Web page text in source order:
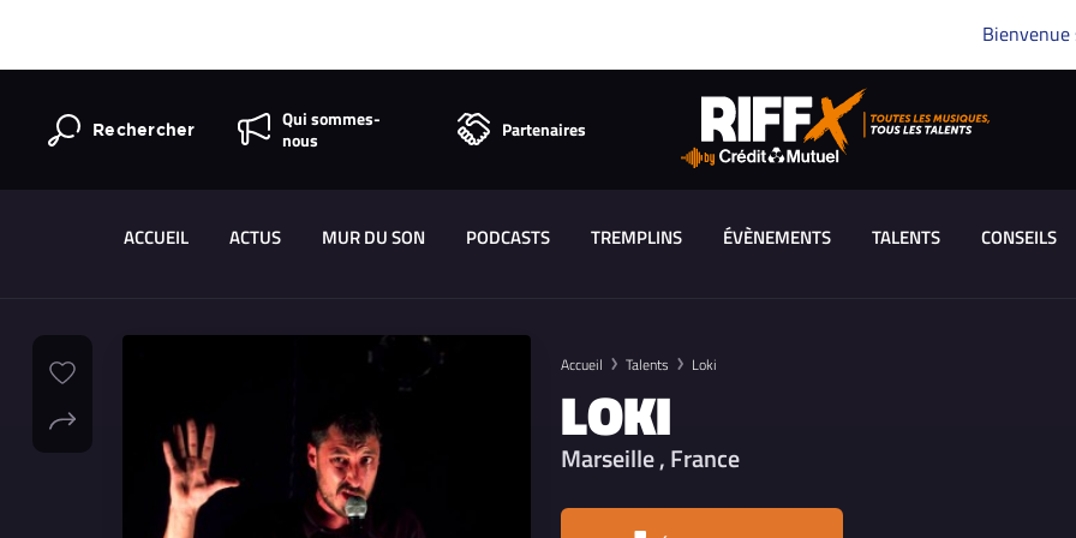
Bienvenue
Rechercher
Qui sommes-
nous
Partenaires
ACCUEIL ACTUS MUR DU SON PODCASTS TREMPLINS ÉVÈNEMENTS TALENTS CONSEILS
Accueil Talents Loki
LOKI
Marseille , France